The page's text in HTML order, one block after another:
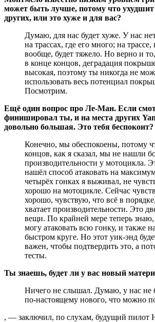
может быть лучше, потому что
других, или это хуже и для вас?
Думаю, для нас будет хуже. У нас
на трассах, где его много; на трассе,
вообще, будет тяжело. Но верно и
в конце концов, деградация
высокая, поэтому ты никогда не
использовать весь потенциал
Посмотрим.
Ещё один вопрос про Ле-Ман. Если
финишировал ты, и на места других
довольно большая. Это тебя беспокоит?
Конечно, мы обеспокоены, потому
концов, как я сказал, мы не нашли
производительности у мотоцикла.
нашёл способ атаковать на
четырёх гонках я выживал, не
хорошо на мотоцикле. Сейчас
хорошо, чувствую, что всё в
хватает производительности. Это
вещи. По крайней мере теперь знаю,
могу атаковать всю гонку, и также
быстром круге. Но этот уик-энд
важен, чтобы подтвердить это, а
тесты.
Ты знаешь, будет ли у вас новый
Ничего не слышал. Думаю, у нас не
по-настоящему нового, что можно
, — заключил, по слухам, будущий пилот